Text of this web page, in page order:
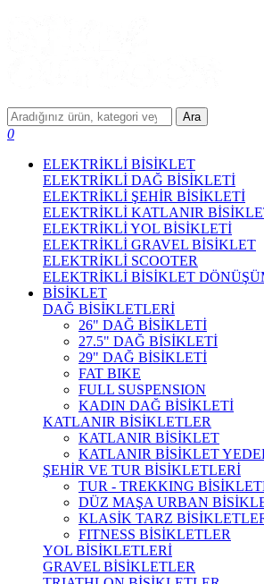
Ara
0
ELEKTRİKLİ BİSİKLET
ELEKTRİKLİ DAĞ BİSİKLETİ
ELEKTRİKLİ ŞEHİR BİSİKLETİ
ELEKTRİKLİ KATLANIR
ELEKTRİKLİ YOL BİSİKLETİ
ELEKTRİKLİ GRAVEL BİSİKLET
ELEKTRİKLİ SCOOTER
ELEKTRİKLİ BİSİKLET
BİSİKLET
DAĞ BİSİKLETLERİ
26" DAĞ BİSİKLETİ
27.5" DAĞ BİSİKLETİ
29" DAĞ BİSİKLETİ
FAT BIKE
FULL SUSPENSION
KADIN DAĞ BİSİKLETİ
KATLANIR BİSİKLETLER
KATLANIR BİSİKLET
KATLANIR BİSİKLET
ŞEHİR VE TUR BİSİKLETLERİ
TUR - TREKKING
DÜZ MAŞA URBAN
KLASİK TARZ
FITNESS BİSİKLETLER
YOL BİSİKLETLERİ
GRAVEL BİSİKLETLER